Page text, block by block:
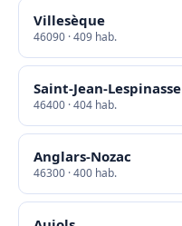
Villesèque
46090 · 409 hab.
Saint-Jean-Lespinasse
46400 · 404 hab.
Anglars-Nozac
46300 · 400 hab.